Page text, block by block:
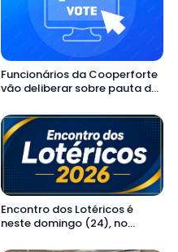
Funcionários da Cooperforte
vão deliberar sobre pauta de
virtual nesta sexta (12)
Encontro dos Lotéricos é
neste domingo (24), no